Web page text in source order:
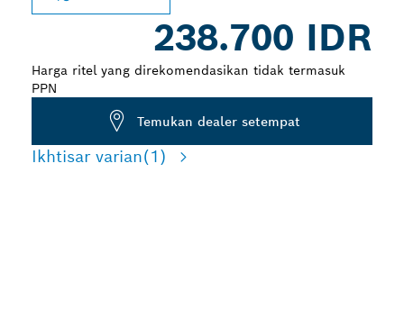
238.700 IDR
Harga ritel yang direkomendasikan tidak termasuk
PPN
Temukan dealer setempat
Ikhtisar varian(1)